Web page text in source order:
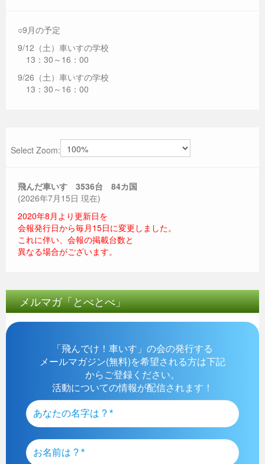
○9月の予定
9/12（土）車いすの学校
13：30～16：00
9/26（土）車いすの学校
13：30～16：00
Select Zoom:
飛んだ車いす 3536台 84カ国
(2026年7月15日 現在)
2020年8月より更新日を
会報発行日から毎月15日に変更しました。
これに伴い、会報の掲載台数と
異なる場合がございます。
メルマガ「とべとべ」
「飛んでけ！車いす」の会の発行する
メールマガジン(無料)を希望される方は下記
からご登録ください。
活動についての情報が配信されます！